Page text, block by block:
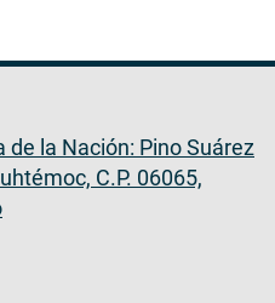
la Nación: Pino Suárez
C.P. 06065,